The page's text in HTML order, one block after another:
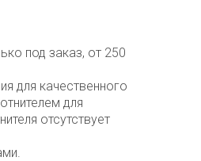
под заказ, от 250
для качественного
для
отсутствует